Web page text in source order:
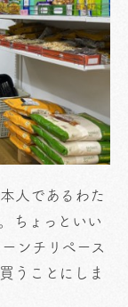
人であるわた
ちょっといい
ンチリペース
うことにしま